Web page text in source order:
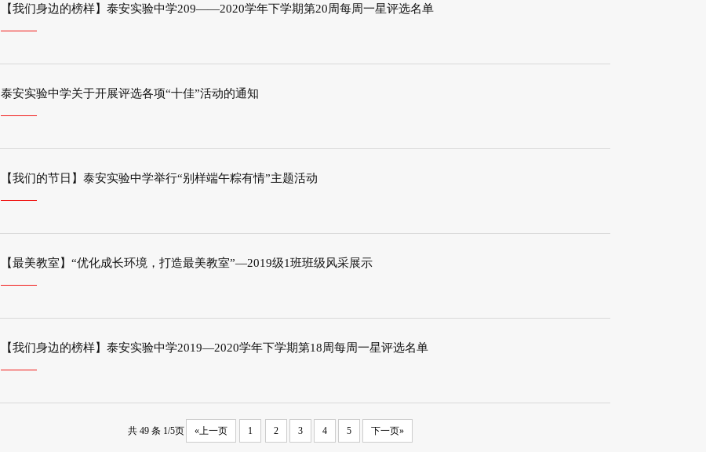
【我们身边的榜样】泰安实验中学209——2020学年下学期第20周每周一星评选名单
泰安实验中学关于开展评选各项“十佳”活动的通知
【我们的节日】泰安实验中学举行“别样端午粽有情”主题活动
【最美教室】“优化成长环境，打造最美教室”—2019级1班班级风采展示
【我们身边的榜样】泰安实验中学2019—2020学年下学期第18周每周一星评选名单
共 49 条 1/5页 «上一页 1 2 3 4 5 下一页»